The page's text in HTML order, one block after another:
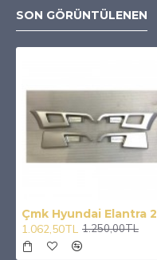
SON GÖRÜNTÜLENEN
1.062,50TL 1.250,00TL